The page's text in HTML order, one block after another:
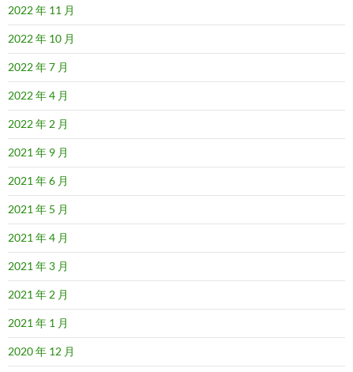
2022 年 11 月
2022 年 10 月
2022 年 7 月
2022 年 4 月
2022 年 2 月
2021 年 9 月
2021 年 6 月
2021 年 5 月
2021 年 4 月
2021 年 3 月
2021 年 2 月
2021 年 1 月
2020 年 12 月